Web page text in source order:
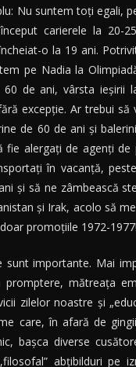
Nu suntem toţi egali,
carierele la 20-
o la 19 ani.
pe Nadia la
de ani, vârsta ieşirii
excepţie. Ar trebui să
de 60 de ani şi
fie alergaţi de agenţi de
în vacanţă,
şi să ne zâmbească
şi Irak, acolo să
promoţiile 1972-1977!
sunt importante. Mai
promptere, mătreaţa
zilelor noastre şi
care, în afară de
başca diverse
abţibilduri pe